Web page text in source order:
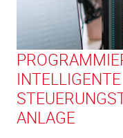
INTELLIGENTE
ANLAGE